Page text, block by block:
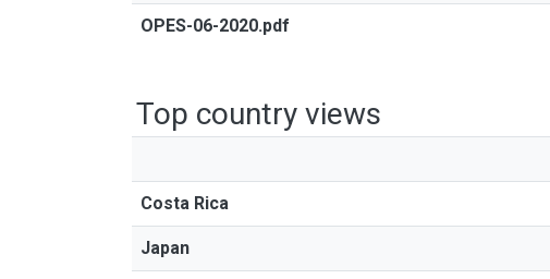
OPES-06-2020.pdf
Top country views
Costa Rica
Japan